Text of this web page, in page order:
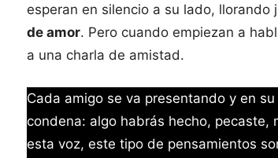
esperan en silencio a su lado,
de amor. Pero cuando empiezan a
a una charla de amistad.
Cada amigo se va presentando y en
condena: algo habrás hecho, pecaste,
esta voz, este tipo de pensamientos